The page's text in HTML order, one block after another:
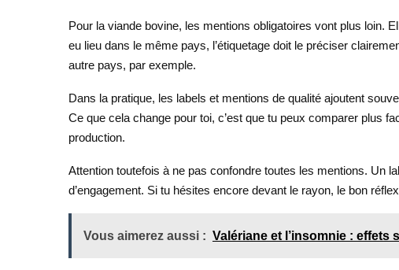
Pour la viande bovine, les mentions obligatoires vont plus loin.
eu lieu dans le même pays, l’étiquetage doit le préciser
autre pays, par exemple.
Dans la pratique, les labels et mentions de qualité ajoutent
Ce que cela change pour toi, c’est que tu peux comparer plus
production.
Attention toutefois à ne pas confondre toutes les mentions. Un
d’engagement. Si tu hésites encore devant le rayon, le bon
Vous aimerez aussi : Valériane et l’insomnie :